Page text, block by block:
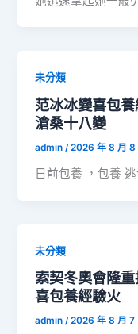
未分類
范冰冰變喜包
滄桑十八變
admin/2026 年 8 月 8
日前包養 ，包養
未分類
索契冬奧會隆
喜包養經驗火
admin/2026 年 8 月 7